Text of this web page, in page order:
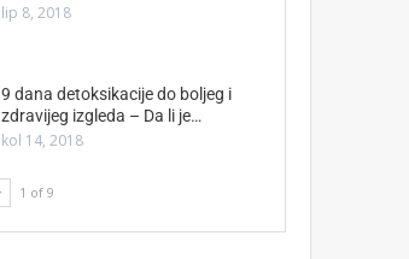
lip 8, 2018
9 dana detoksikacije do boljeg i
zdravijeg izgleda – Da li je…
kol 14, 2018
1 of 9